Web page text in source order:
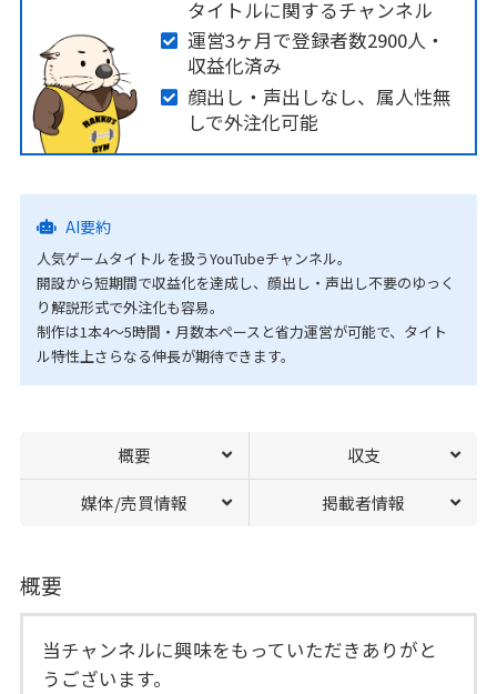
タイトルに関するチャンネル
運営3ヶ月で登録者数2900人・
収益化済み
顔出し・声出しなし、属人性無
しで外注化可能
AI要約
人気ゲームタイトルを扱うYouTubeチャンネル。
開設から短期間で収益化を達成し、顔出し・声出し不要のゆっく
り解説形式で外注化も容易。
制作は1本4〜5時間・月数本ペースと省力運営が可能で、タイト
ル特性上さらなる伸長が期待できます。
概要 収支
媒体/売買情報 掲載者情報
概要
当チャンネルに興味をもっていただきありがと
うございます。